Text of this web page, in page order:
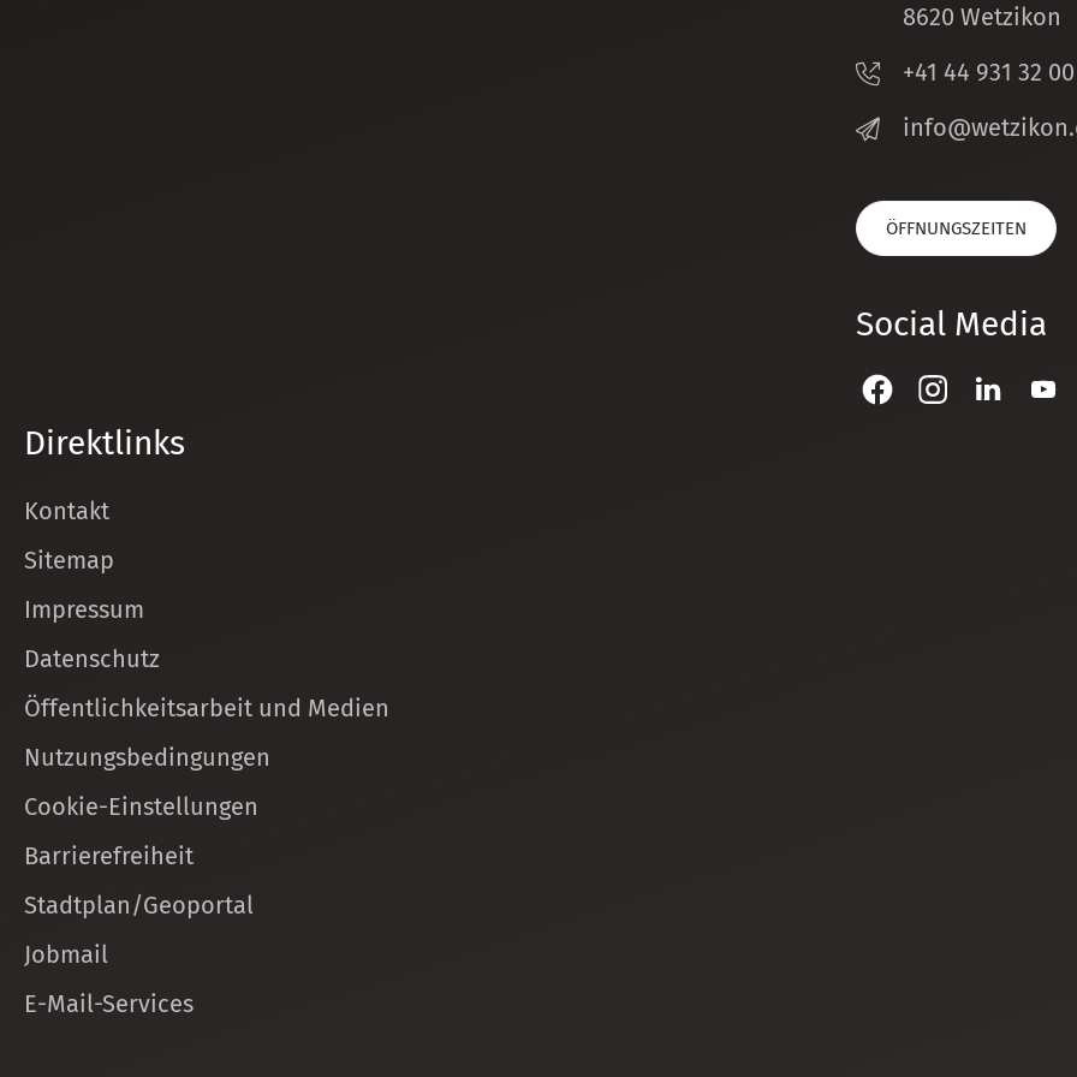
8620 Wetzikon
+41 44 931 32 00
nf
w tz k n
ÖFFNUNGSZEITEN
Social Media
Direktlinks
Kontakt
Sitemap
Impressum
Datenschutz
Öffentlichkeitsarbeit und Medien
Nutzungsbedingungen
Cookie-Einstellungen
Barrierefreiheit
Stadtplan/Geoportal
Jobmail
E-Mail-Services